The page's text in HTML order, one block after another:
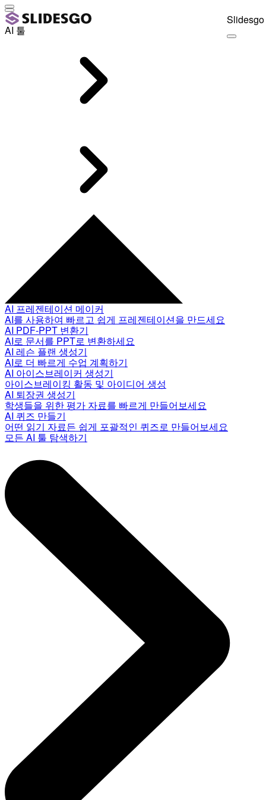
AI 툴
AI 프레젠테이션 메이커
AI를 사용하여 빠르고 쉽게 프레젠테이션을 만드세요
AI PDF-PPT 변환기
AI로 문서를 PPT로 변환하세요
AI 레슨 플랜 생성기
AI로 더 빠르게 수업 계획하기
AI 아이스브레이커 생성기
아이스브레이킹 활동 및 아이디어 생성
AI 퇴장권 생성기
학생들을 위한 평가 자료를 빠르게 만들어보세요
AI 퀴즈 만들기
어떤 읽기 자료든 쉽게 포괄적인 퀴즈로 만들어보세요
모든 AI 툴 탐색하기